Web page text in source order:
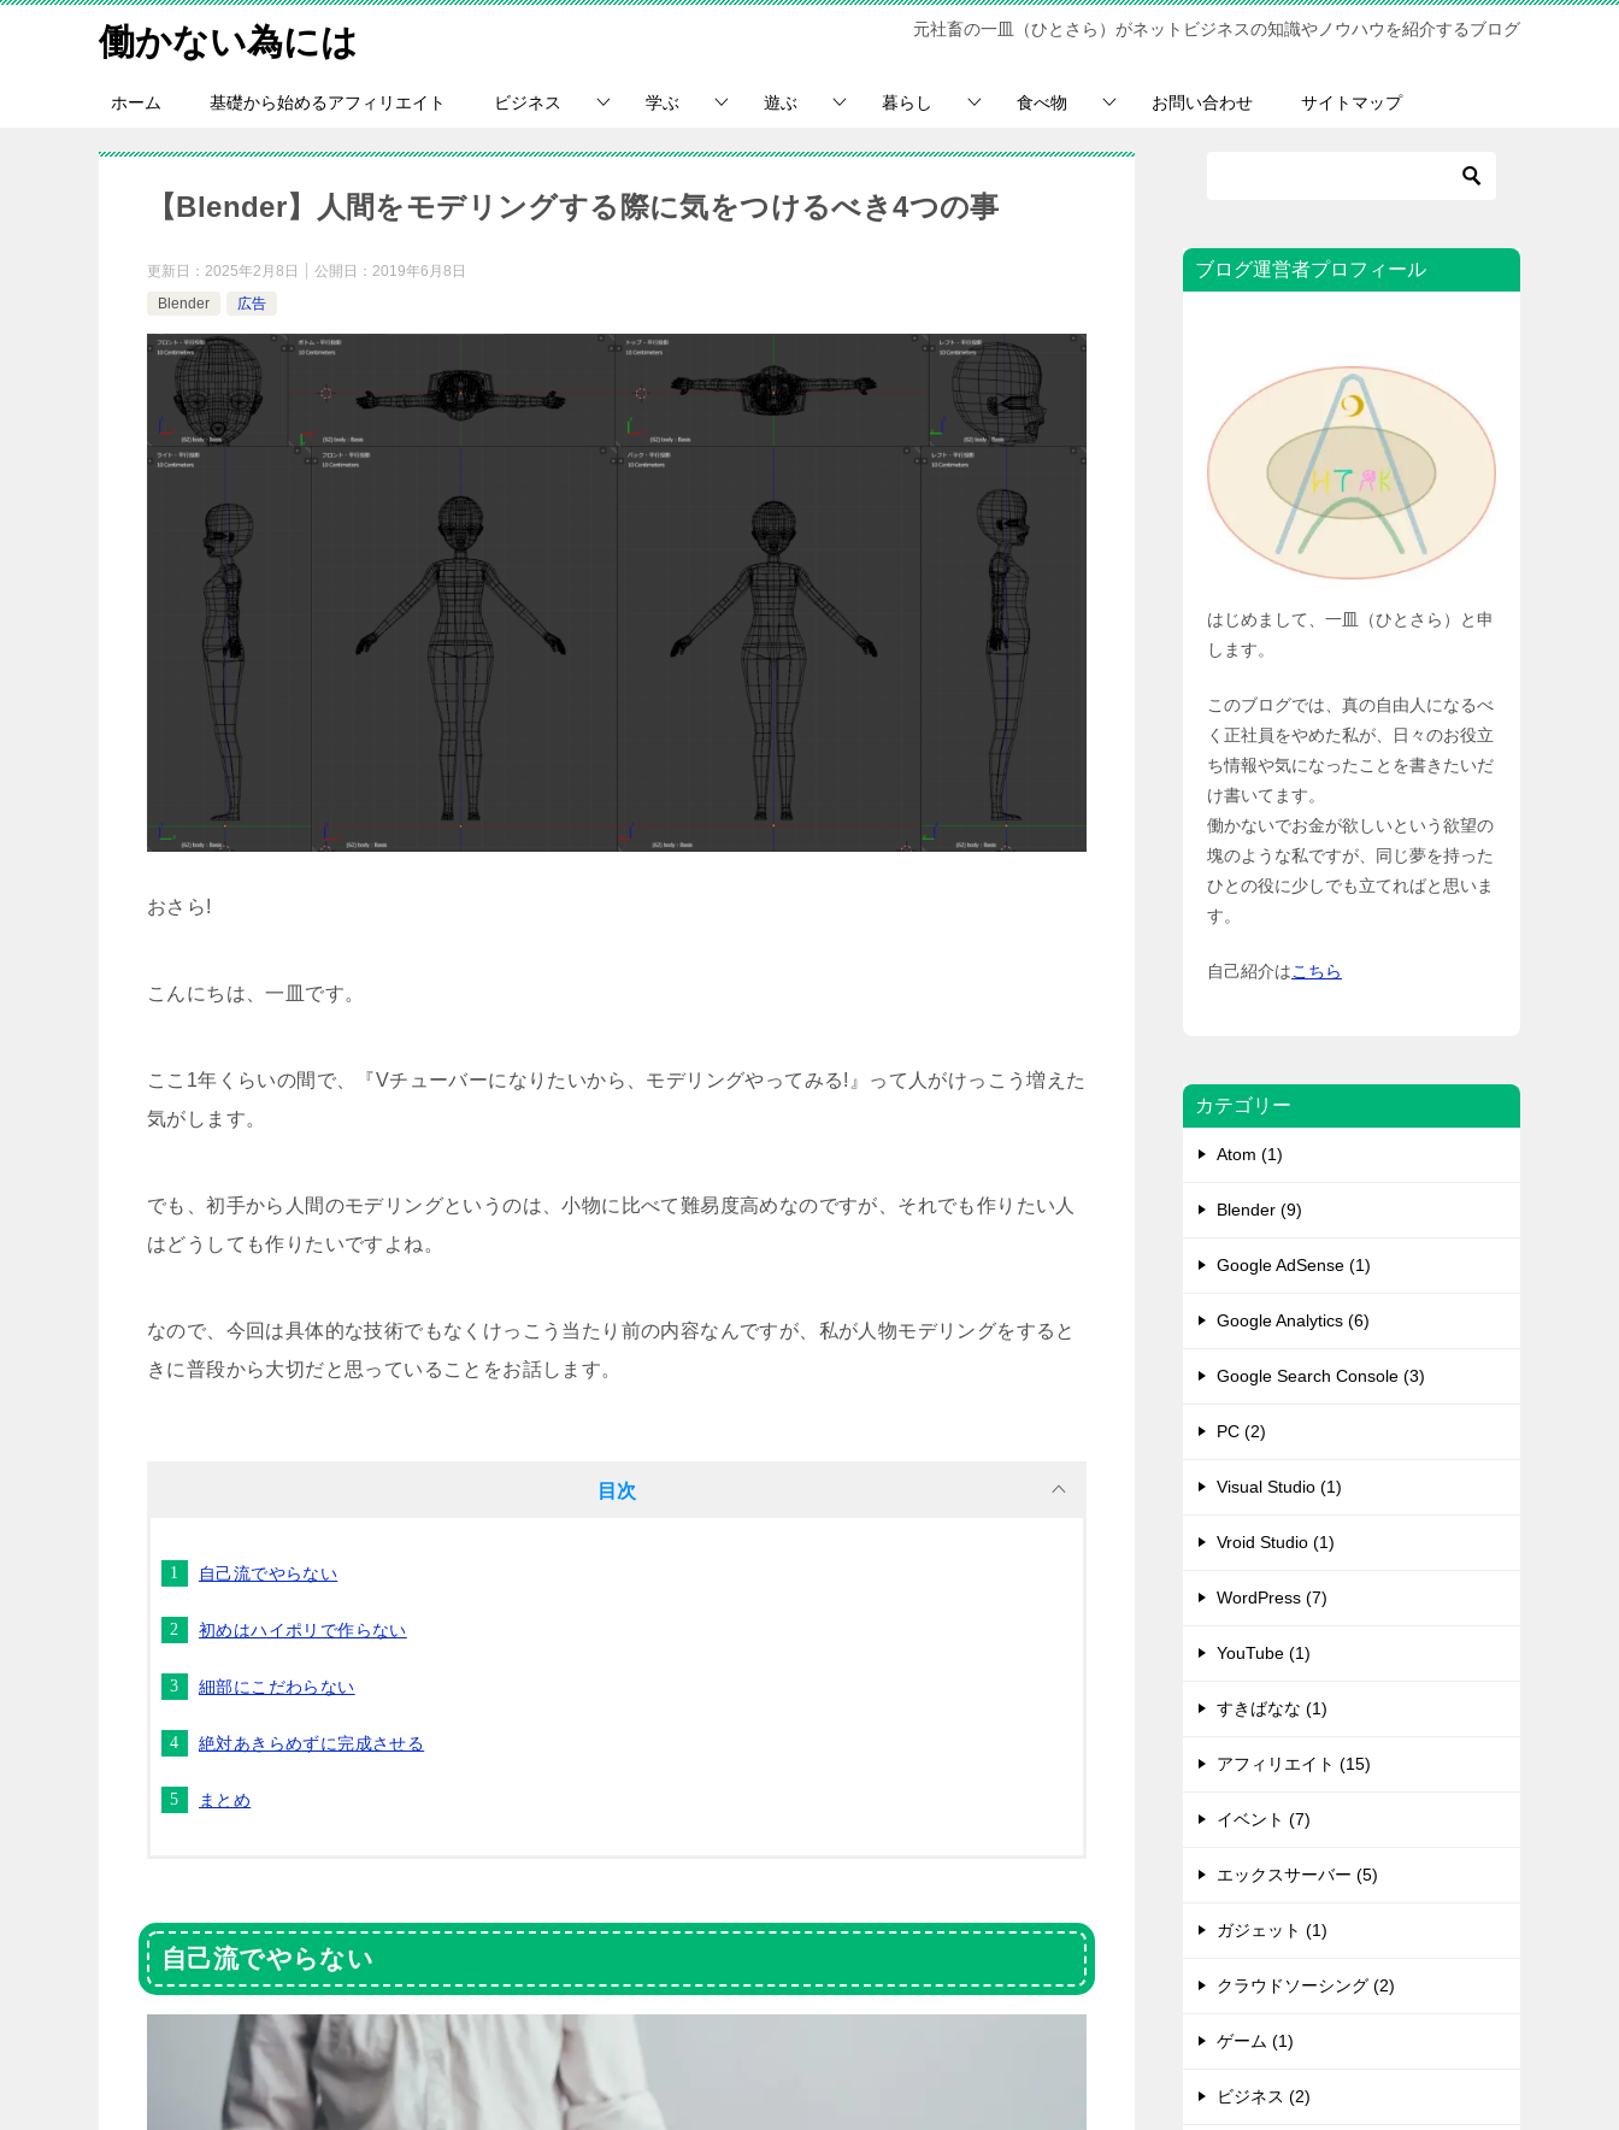
働かない為には 元社畜の一皿（ひとさら）がネットビジネスの知識やノウハウを紹介するブログ
ホーム 基礎から始めるアフィリエイト ビジネス 学ぶ 遊ぶ 暮らし 食べ物 お問い合わせ サイトマップ
【Blender】人間をモデリングする際に気をつけるべき4つの事
更新日： 2025年2月8日 公開日： 2019年6月8日
Blender
広告
おさら!
こんにちは、一皿です。
ここ1年くらいの間で、『Vチューバーになりたいから、モデリングやってみる!』って人がけっこう増えた
気がします。
でも、初手から人間のモデリングというのは、小物に比べて難易度高めなのですが、それでも作りたい人
はどうしても作りたいですよね。
なので、今回は具体的な技術でもなくけっこう当たり前の内容なんですが、私が人物モデリングをすると
きに普段から大切だと思っていることをお話します。
目次
自己流でやらない
初めはハイポリで作らない
細部にこだわらない
絶対あきらめずに完成させる
まとめ
自己流でやらない
ブログ運営者プロフィール
はじめまして、一皿（ひとさら）と申
します。
このブログでは、真の自由人になるべ
く正社員をやめた私が、日々のお役立
ち情報や気になったことを書きたいだ
け書いてます。
働かないでお金が欲しいという欲望の
塊のような私ですが、同じ夢を持った
ひとの役に少しでも立てればと思いま
す。
自己紹介はこちら
カテゴリー
Atom (1)
Blender (9)
Google AdSense (1)
Google Analytics (6)
Google Search Console (3)
PC (2)
Visual Studio (1)
Vroid Studio (1)
WordPress (7)
YouTube (1)
すきばなな (1)
アフィリエイト (15)
イベント (7)
エックスサーバー (5)
ガジェット (1)
クラウドソーシング (2)
ゲーム (1)
ビジネス (2)